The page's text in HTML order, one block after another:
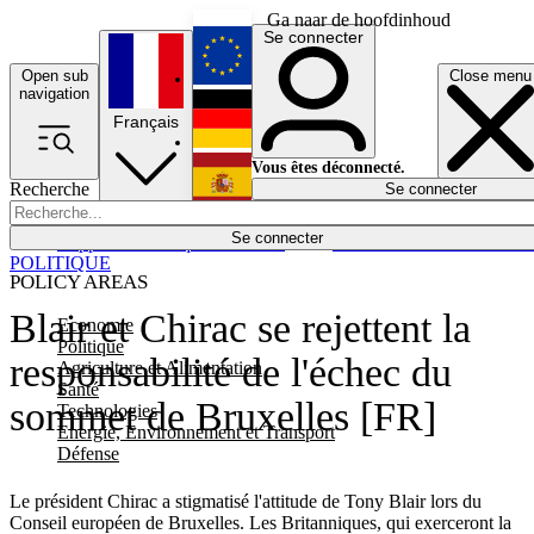
Ga naar de hoofdinhoud
Open sub
navigation
Close menu
Recherche
Se connecter
POLICY AREAS
Economie
Politique
Agriculture et Alimentation
Santé
Technologies
Energie, Environnement et Transport
Défense
Économie
Français
English
Deutsch
Español
Se connecter
Vous êtes déconnecté.
Se connecter
Blair et Chirac se rejettent la
responsabilité de l'échec du
sommet de Bruxelles [FR]
Le président Chirac a stigmatisé l'attitude de Tony Blair lors du
Conseil européen de Bruxelles. Les Britanniques, qui exerceront la
POLITIQUE